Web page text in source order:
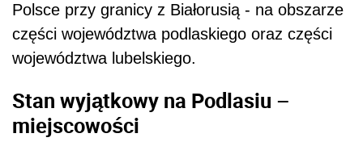
Polsce przy granicy z Białorusią - na obszarze
części województwa podlaskiego oraz części
województwa lubelskiego.
Stan wyjątkowy na Podlasiu –
miejscowości